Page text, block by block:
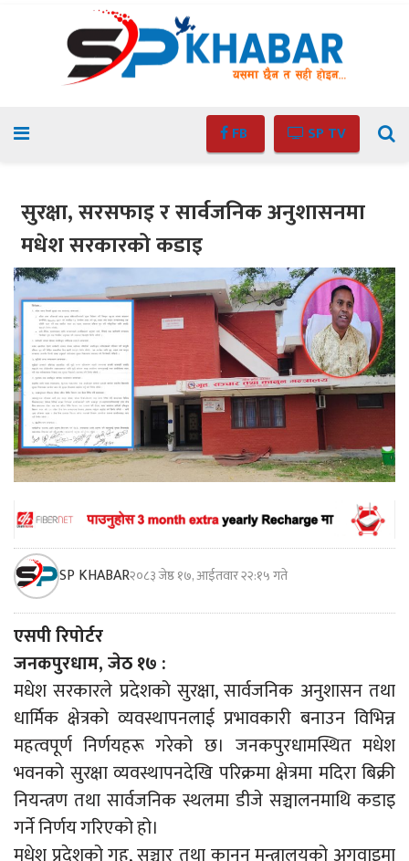
FB SP TV
सुरक्षा, सरसफाइ र सार्वजनिक अनुशासनमा
मधेश सरकारको कडाइ
SP KHABAR२०८३ जेष्ठ १७, आईतवार २२:१५ गते
एसपी रिपोर्टर
जनकपुरधाम, जेठ १७ :
मधेश सरकारले प्रदेशको सुरक्षा, सार्वजनिक अनुशासन तथा
धार्मिक क्षेत्रको व्यवस्थापनलाई प्रभावकारी बनाउन विभिन्न
महत्वपूर्ण निर्णयहरू गरेको छ। जनकपुरधामस्थित मधेश
भवनको सुरक्षा व्यवस्थापनदेखि परिक्रमा क्षेत्रमा मदिरा बिक्री
नियन्त्रण तथा सार्वजनिक स्थलमा डीजे सञ्चालनमाथि कडाइ
गर्ने निर्णय गरिएको हो।